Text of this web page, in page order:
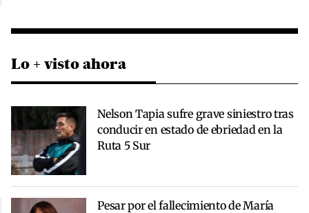
Lo + visto ahora
Nelson Tapia sufre grave siniestro tras
conducir en estado de ebriedad en la
Ruta 5 Sur
Pesar por el fallecimiento de María